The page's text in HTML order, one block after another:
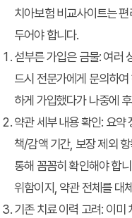
치아보험 비교사이트는
두어야 합니다.
섣부른 가입은 금물:여러
드시 전문가에게 문의하
하게 가입했다가 나중에
약관 세부 내용 확인: 요약
책/감액 기간, 보장 제외
통해 꼼꼼히 확인해야 합
위함이지, 약관 전체를 대
기존 치료 이력 고려: 이미